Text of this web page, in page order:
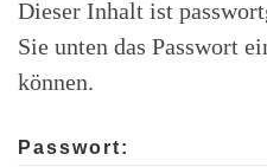
Dieser Inhalt ist
Sie unten das Passwort
können.
Passwort: